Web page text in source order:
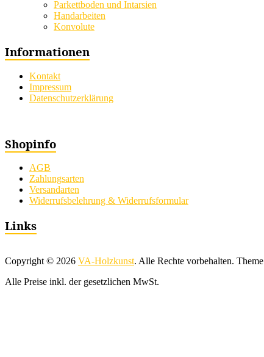
Parkettboden und Intarsien
Handarbeiten
Konvolute
Informationen
Kontakt
Impressum
Datenschutzerklärung
Shopinfo
AGB
Zahlungsarten
Versandarten
Widerrufsbelehrung & Widerrufsformular
Links
Copyright © 2026 VA-Holzkunst. Alle Rechte vorbehalten. Theme
Alle Preise inkl. der gesetzlichen MwSt.